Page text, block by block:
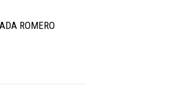
ROMERO